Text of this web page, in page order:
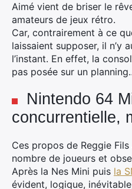
Aimé vient de briser le
amateurs de jeux rétro.
Car, contrairement à ce
laissaient supposer, il n’y
l’instant. En effet, la
pas posée sur un
Nintendo 64
concurrentielle,
Ces propos de Reggie
nombre de joueurs et
Après la Nes Mini puis la
évident, logique,